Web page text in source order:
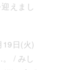
えまし
日(火)
/ みし